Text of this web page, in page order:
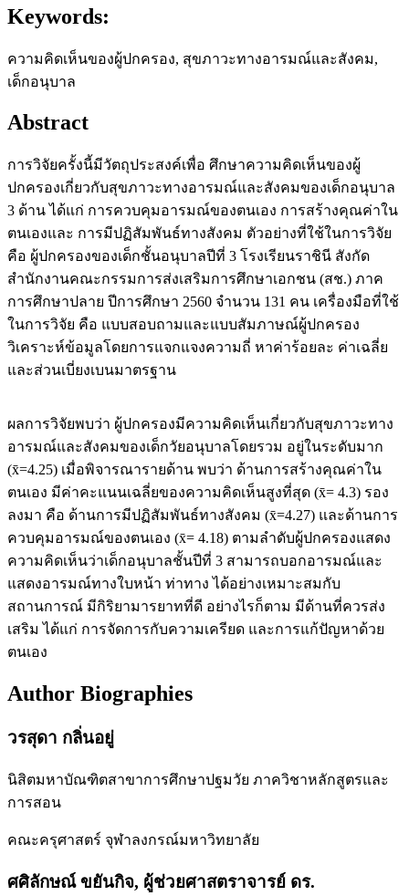
Keywords:
ความคิดเห็นของผู้ปกครอง, สุขภาวะทางอารมณ์และสังคม,
เด็กอนุบาล
Abstract
การวิจัยครั้งนี้มีวัตถุประสงค์เพื่อ ศึกษาความคิดเห็นของผู้
ปกครองเกี่ยวกับสุขภาวะทางอารมณ์และสังคมของเด็กอนุบาล
3 ด้าน ได้แก่ การควบคุมอารมณ์ของตนเอง การสร้างคุณค่าใน
ตนเองและ การมีปฏิสัมพันธ์ทางสังคม ตัวอย่างที่ใช้ในการวิจัย
คือ ผู้ปกครองของเด็กชั้นอนุบาลปีที่ 3 โรงเรียนราชินี สังกัด
สำนักงานคณะกรรมการส่งเสริมการศึกษาเอกชน (สช.) ภาค
การศึกษาปลาย ปีการศึกษา 2560 จำนวน 131 คน เครื่องมือที่ใช้
ในการวิจัย คือ แบบสอบถามและแบบสัมภาษณ์ผู้ปกครอง
วิเคราะห์ข้อมูลโดยการแจกแจงความถี่ หาค่าร้อยละ ค่าเฉลี่ย
และส่วนเบี่ยงเบนมาตรฐาน
ผลการวิจัยพบว่า ผู้ปกครองมีความคิดเห็นเกี่ยวกับสุขภาวะทาง
อารมณ์และสังคมของเด็กวัยอนุบาลโดยรวม อยู่ในระดับมาก
(x̄=4.25) เมื่อพิจารณารายด้าน พบว่า ด้านการสร้างคุณค่าใน
ตนเอง มีค่าคะแนนเฉลี่ยของความคิดเห็นสูงที่สุด (x̄= 4.3) รอง
ลงมา คือ ด้านการมีปฏิสัมพันธ์ทางสังคม (x̄=4.27) และด้านการ
ควบคุมอารมณ์ของตนเอง (x̄= 4.18) ตามลำดับผู้ปกครองแสดง
ความคิดเห็นว่าเด็กอนุบาลชั้นปีที่ 3 สามารถบอกอารมณ์และ
แสดงอารมณ์ทางใบหน้า ท่าทาง ได้อย่างเหมาะสมกับ
สถานการณ์ มีกิริยามารยาทที่ดี อย่างไรก็ตาม มีด้านที่ควรส่ง
เสริม ได้แก่ การจัดการกับความเครียด และการแก้ปัญหาด้วย
ตนเอง
Author Biographies
วรสุดา กลิ่นอยู่
นิสิตมหาบัณฑิตสาขาการศึกษาปฐมวัย ภาควิชาหลักสูตรและ
การสอน
คณะครุศาสตร์ จุฬาลงกรณ์มหาวิทยาลัย
ศศิลักษณ์ ขยันกิจ, ผู้ช่วยศาสตราจารย์ ดร.